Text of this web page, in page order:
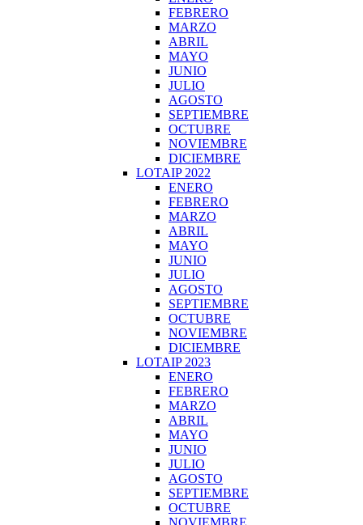
FEBRERO
MARZO
ABRIL
MAYO
JUNIO
JULIO
AGOSTO
SEPTIEMBRE
OCTUBRE
NOVIEMBRE
DICIEMBRE
LOTAIP 2022
ENERO
FEBRERO
MARZO
ABRIL
MAYO
JUNIO
JULIO
AGOSTO
SEPTIEMBRE
OCTUBRE
NOVIEMBRE
DICIEMBRE
LOTAIP 2023
ENERO
FEBRERO
MARZO
ABRIL
MAYO
JUNIO
JULIO
AGOSTO
SEPTIEMBRE
OCTUBRE
NOVIEMBRE